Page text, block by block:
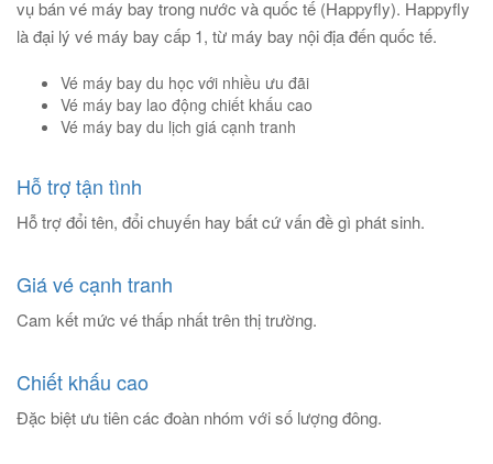
vụ bán vé máy bay trong nước và quốc tế (Happyfly). Happyfly
là đại lý vé máy bay cấp 1, từ máy bay nội địa đến quốc tế.
Vé máy bay du học với nhiều ưu đãi
Vé máy bay lao động chiết khấu cao
Vé máy bay du lịch giá cạnh tranh
Hỗ trợ tận tình
Hỗ trợ đổi tên, đổi chuyến hay bất cứ vấn đề gì phát sinh.
Giá vé cạnh tranh
Cam kết mức vé thấp nhất trên thị trường.
Chiết khấu cao
Đặc biệt ưu tiên các đoàn nhóm với số lượng đông.